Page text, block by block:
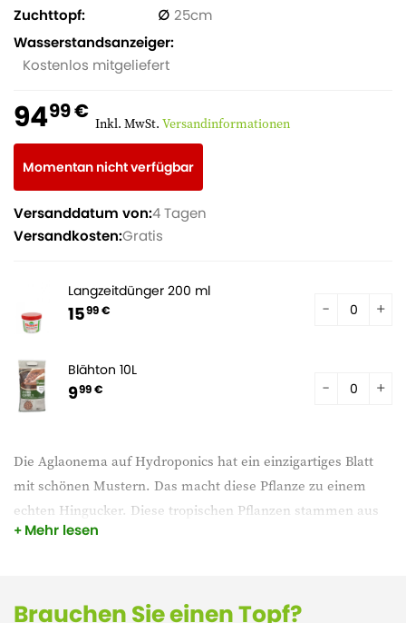
Die Aglaonema auf Hydroponics hat ein einzigartiges Blatt
mit schönen Mustern. Das macht diese Pflanze zu einem
echten Hingucker. Diese tropischen Pflanzen stammen aus
Indonesien und der Umgebung. Außerdem lässt er sich
Mehr lesen
Zuchttopf
25
Wasserstandsanzeiger
Kostenlos mitgeliefert
9499 € Inkl. MwSt. Versandinformationen
Momentan nicht verfügbar
Versanddatum von:4 Tagen
Versandkosten:Gratis
Langzeitdünger 200 ml
1599 €
Blähton 10L
999 €
Brauchen Sie einen Topf?